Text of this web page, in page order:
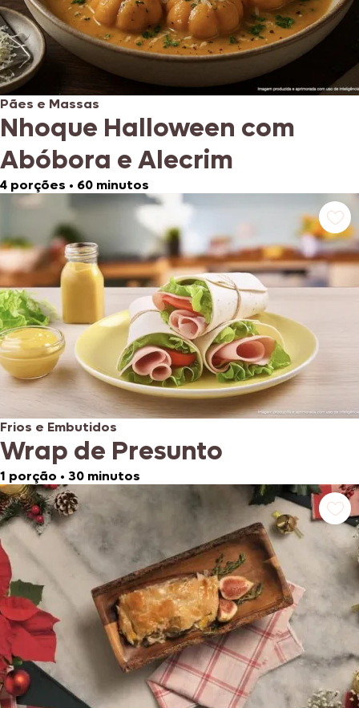
Pães e Massas
Nhoque Halloween com
Abóbora e Alecrim
4 porções • 60 minutos
Frios e Embutidos
Wrap de Presunto
1 porção • 30 minutos